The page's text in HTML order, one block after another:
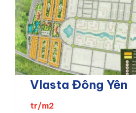
Vlasta Đông Yên
tr/m2